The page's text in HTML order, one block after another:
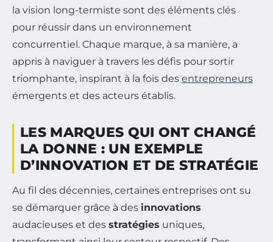
la vision long-termiste sont des éléments clés
pour réussir dans un environnement
concurrentiel. Chaque marque, à sa manière, a
appris à naviguer à travers les défis pour sortir
triomphante, inspirant à la fois des entrepreneurs
émergents et des acteurs établis.
LES MARQUES QUI ONT CHANGÉ
LA DONNE : UN EXEMPLE
D’INNOVATION ET DE STRATÉGIE
Au fil des décennies, certaines entreprises ont su
se démarquer grâce à des innovations
audacieuses et des stratégies uniques,